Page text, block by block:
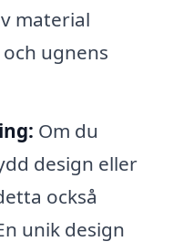
material
ugnens
Om du
design eller
också
unik design